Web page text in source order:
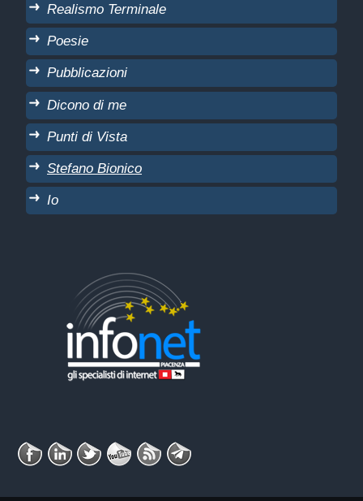
Realismo Terminale
Poesie
Pubblicazioni
Dicono di me
Punti di Vista
Stefano Bionico
Io